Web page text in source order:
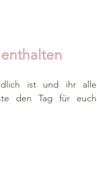
ist und ihr alle
den Tag für euch